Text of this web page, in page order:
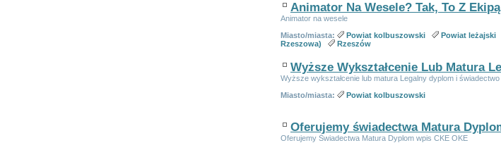
Animator Na Wesele? Tak, To Z
Animator na wesele
Miasto/miasta:
Powiat kolbuszowski Powiat leżajski
Rzeszowa)
Rzeszów
Wyższe Wykształcenie Lub Matura
Wyższe wykształcenie lub matura Legalny dyplom i świadectwo
Miasto/miasta:
Powiat kolbuszowski
Oferujemy świadectwa Matura
Oferujemy Świadectwa Matura Dyplom wpis CKE OKE